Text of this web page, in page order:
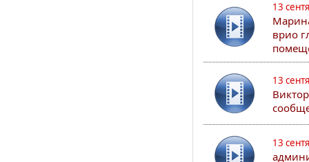
13
врио
13
13